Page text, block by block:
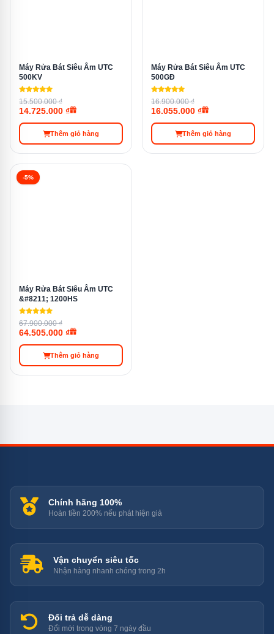
Nhờ đó, thực phẩm sau khi qua xử lý sẽ sạch sẽ hoàn
toàn, đảm bảo an toàn vệ sinh thực phẩm một cách
tuyệt đối.
công
Máy Rửa Bát Siêu Âm UTC
500KV
15.500.000 ₫
14.725.000 ₫
Thêm giỏ hàng
Máy Rửa Bát Siêu Âm UTC
500GĐ
16.900.000 ₫
16.055.000 ₫
Thêm giỏ hàng
-5%
Máy Rửa Bát Siêu Âm UTC
&#8211; 1200HS
67.900.000 ₫
64.505.000 ₫
Thêm giỏ hàng
Chính hãng 100%
Hoàn tiền 200% nếu phát hiện giả
Vận chuyển siêu tốc
Nhận hàng nhanh chóng trong 2h
Đổi trả dễ dàng
Đổi mới trong vòng 7 ngày đầu